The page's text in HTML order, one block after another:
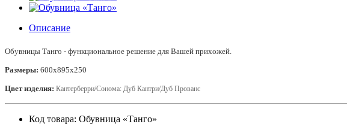
Описание
Обувницы Танго - функциональное решение для Вашей прихожей.
Размеры: 600х895х250
Цвет изделия: Кантерберри/Сонома: Дуб Кантри/Дуб Прованс
Код товара: Обувница «Танго»